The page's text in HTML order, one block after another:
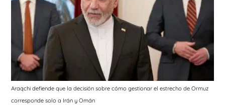
Araqchi defiende que la decisión sobre cómo gestionar el estrecho de Ormuz
corresponde solo a Irán y Omán